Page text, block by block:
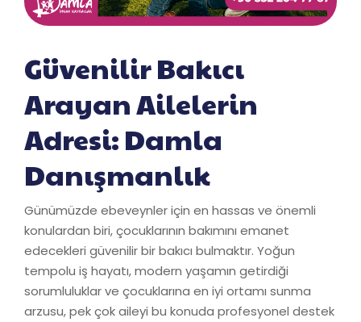
Güvenilir Bakıcı
Arayan Ailelerin
Adresi: Damla
Danışmanlık
Günümüzde ebeveynler için en hassas ve önemli
konulardan biri, çocuklarının bakımını emanet
edecekleri güvenilir bir bakıcı bulmaktır. Yoğun
tempolu iş hayatı, modern yaşamın getirdiği
sorumluluklar ve çocuklarına en iyi ortamı sunma
arzusu, pek çok aileyi bu konuda profesyonel destek